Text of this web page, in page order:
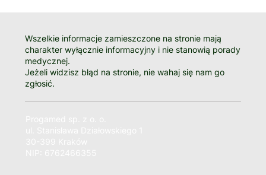
Wszelkie informacje zamieszczone na stronie mają
charakter wyłącznie informacyjny i nie stanowią porady
medycznej.
Jeżeli widzisz błąd na stronie, nie wahaj się nam go
zgłosić.